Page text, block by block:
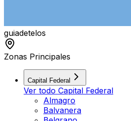
guiadetelos
Zonas Principales
Capital Federal
Ver todo Capital Federal
Almagro
Balvanera